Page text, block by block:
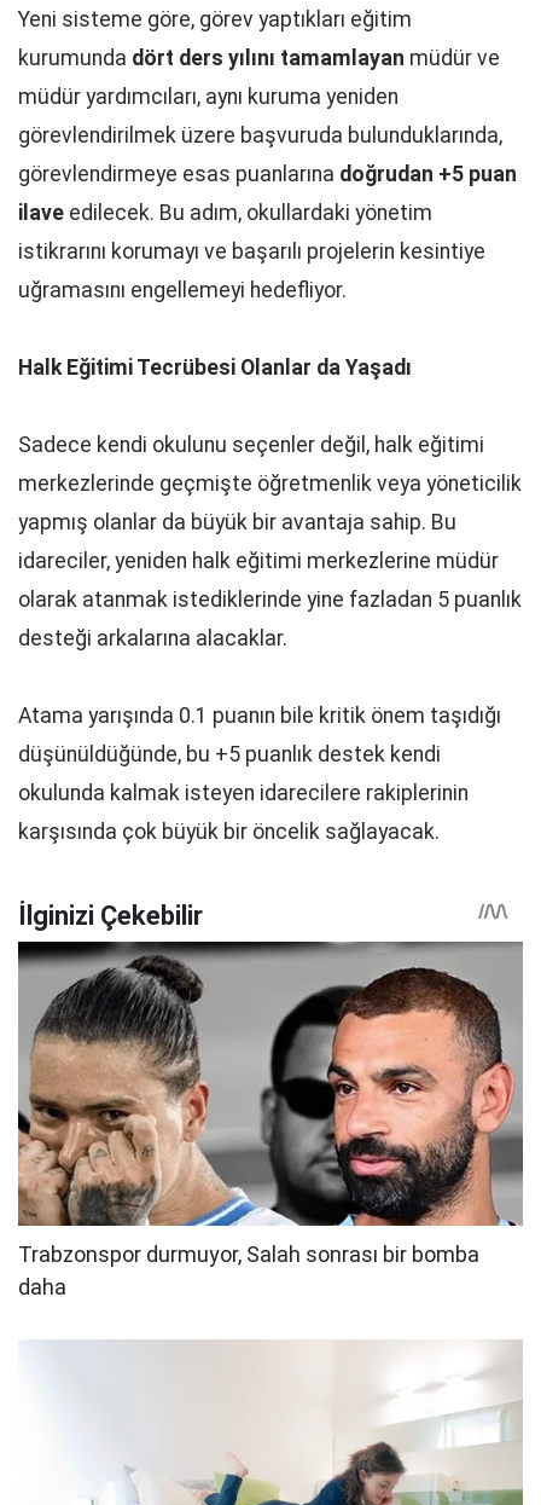
Yeni sisteme göre, görev yaptıkları eğitim
kurumunda dört ders yılını tamamlayan müdür ve
müdür yardımcıları, aynı kuruma yeniden
görevlendirilmek üzere başvuruda bulunduklarında,
görevlendirmeye esas puanlarına doğrudan +5 puan
ilave edilecek. Bu adım, okullardaki yönetim
istikrarını korumayı ve başarılı projelerin kesintiye
uğramasını engellemeyi hedefliyor.
Halk Eğitimi Tecrübesi Olanlar da Yaşadı
Sadece kendi okulunu seçenler değil, halk eğitimi
merkezlerinde geçmişte öğretmenlik veya yöneticilik
yapmış olanlar da büyük bir avantaja sahip. Bu
idareciler, yeniden halk eğitimi merkezlerine müdür
olarak atanmak istediklerinde yine fazladan 5 puanlık
desteği arkalarına alacaklar.
Atama yarışında 0.1 puanın bile kritik önem taşıdığı
düşünüldüğünde, bu +5 puanlık destek kendi
okulunda kalmak isteyen idarecilere rakiplerinin
karşısında çok büyük bir öncelik sağlayacak.